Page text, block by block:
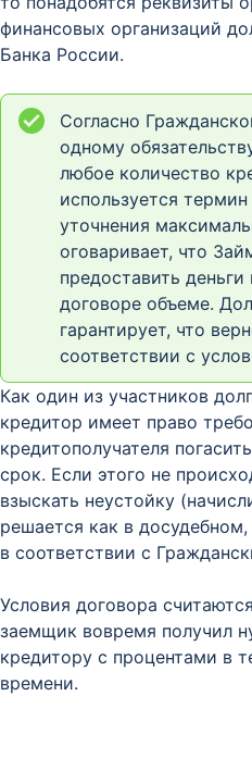
финансовых организаций
Банка России.
Согласно
одному
любое количество
используется
уточнения
оговаривает, что
предоставить
договоре объеме.
гарантирует, что
соответствии с
Как один из участников
кредитор имеет право
кредитополучателя
срок. Если этого не
взыскать неустойку
решается как в
в соответствии с
Условия договора
заемщик вовремя получил
кредитору с процентами в
времени.